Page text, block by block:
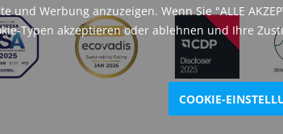
Werbung anzuzeigen. Wenn Sie "ALLE
Typen akzeptieren oder ablehnen und Ihre
COOKIE-